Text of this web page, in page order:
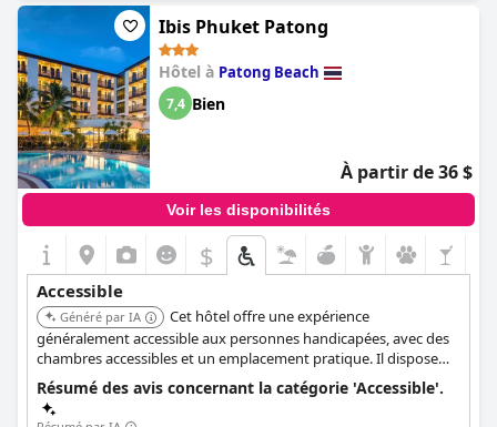
Ibis Phuket Patong
Hôtel à Patong Beach
7,4 Bien
À partir de 36 $
Voir les disponibilités
$
Accessible
Généré par IA
Cet hôtel offre une expérience
généralement accessible aux personnes handicapées, avec des
chambres accessibles et un emplacement pratique. Il dispose
d'un accès en fauteuil roulant dans l'ensemble de ses
installations et de commodités disponibles pour les personnes à
mobilité réduite.
Résumé des avis concernant la catégorie 'Accessible'.